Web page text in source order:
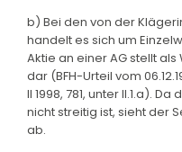
b) Bei den von der
handelt es sich um
Aktie an einer AG stellt
dar (BFH-Urteil vom
II 1998, 781, unter II.1.a).
nicht streitig ist, sieht der
ab.